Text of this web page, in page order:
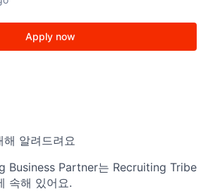
Apply now
알려드려요
Business Partner는 Recruiting Tribe
속해 있어요.